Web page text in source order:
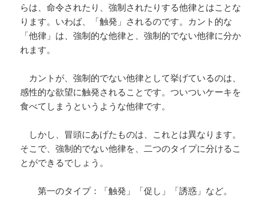
らは、命令されたり、強制されたりする他律とはことな
ります。いわば、「触発」されるのです。カント的な
「他律」は、強制的な他律と、強制的でない他律に分か
れます。
カントが、強制的でない他律として挙げているのは、
感性的な欲望に触発されることです。ついついケーキを
食べてしまうというような他律です。
しかし、冒頭にあげたものは、これとは異なります。
そこで、強制的でない他律を、二つのタイプに分けるこ
とができるでしょう。
第一のタイプ：「触発」「促し」「誘惑」など。